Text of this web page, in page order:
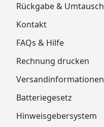
Rückgabe & Umtausch
Kontakt
FAQs & Hilfe
Rechnung drucken
Versandinformationen
Batteriegesetz
Hinweisgebersystem